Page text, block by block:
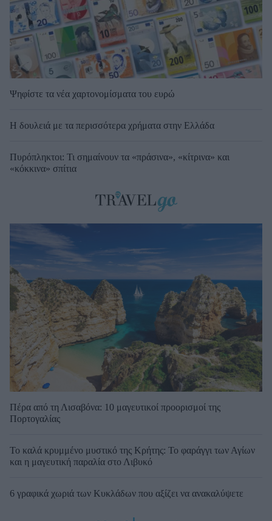
Ψηφίστε τα νέα χαρτονομίσματα του ευρώ
Η δουλειά με τα περισσότερα χρήματα στην Ελλάδα
Πυρόπληκτοι: Τι σημαίνουν τα «πράσινα», «κίτρινα» και
«κόκκινα» σπίτια
Πέρα από τη Λισαβόνα: 10 μαγευτικοί προορισμοί της
Πορτογαλίας
Το καλά κρυμμένο μυστικό της Κρήτης: Το φαράγγι των Αγίων
και η μαγευτική παραλία στο Λιβυκό
6 γραφικά χωριά των Κυκλάδων που αξίζει να ανακαλύψετε